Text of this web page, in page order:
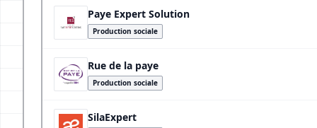
Paye Expert Solution
Production sociale
Rue de la paye
Production sociale
SilaExpert